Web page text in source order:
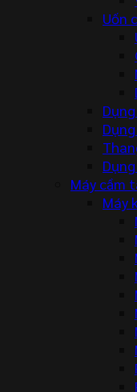
Uốn
Máy cầm
Máy